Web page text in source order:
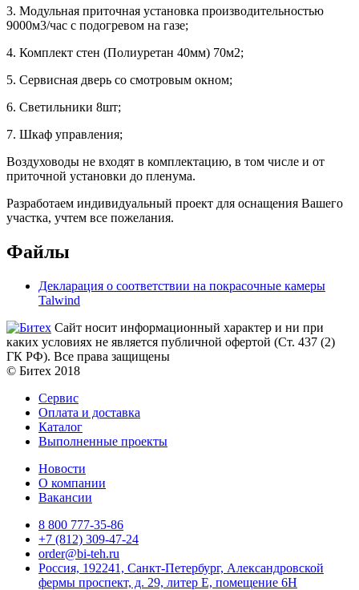
3. Модульная приточная установка производительностью
9000м3/час с подогревом на газе;
4. Комплект стен (Полиуретан 40мм) 70м2;
5. Сервисная дверь со смотровым окном;
6. Светильники 8шт;
7. Шкаф управления;
Воздуховоды не входят в комплектацию, в том числе и от
приточной установки до пленума.
Разработаем индивидуальный проект для оснащения Вашего
участка, учтем все пожелания.
Файлы
Декларация о соответствии на покрасочные камеры
Talwind
Сайт носит информационный характер и ни при
каких условиях не является публичной офертой (Ст. 437 (2)
ГК РФ). Все права защищены
© Битех 2018
Сервис
Оплата и доставка
Каталог
Выполненные проекты
Новости
О компании
Вакансии
8 800 777-35-86
+7 (812) 309-47-24
order@bi-teh.ru
Россия, 192241, Санкт-Петербург, Александровской
фермы проспект, д. 29, литер Е, помещение 6Н